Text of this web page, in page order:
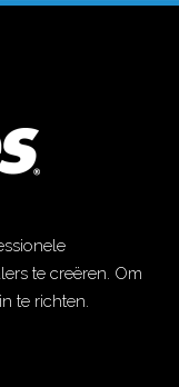
te creëren. Om
te richten.